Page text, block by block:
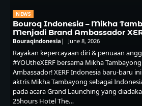
NEWS
Bouroq Indonesia – Mikha
Menjadi Brand Ambassador
Bouraqindonesia June 8, 2026
Rayakan kepercayaan diri & penuaan
#YOUtheXERF bersama Mikha
Ambassador! XERF Indonesia baru-baru
aktris Mikha Tambayong sebagai
pada acara Grand Launching yang
25hours Hotel The…